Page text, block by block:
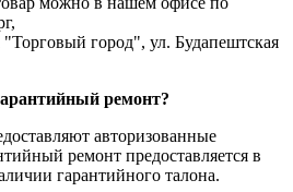
город", ул. Будапештская
ремонт?
авторизованные
ремонт предоставляется в
гарантийного талона.